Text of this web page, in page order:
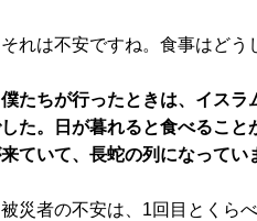
れは不安ですね。食事はどう
たちが行ったときは、イス
た。日が暮れると食べるこ
ていて、長蛇の列になってい
災者の不安は、1回目とくら